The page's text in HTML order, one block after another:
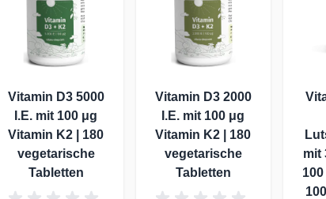
Vitamin D3 5000
I.E. mit 100 μg
Vitamin K2 | 180
vegetarische
Tabletten
Vitamin D3 2000
I.E. mit 100 μg
Vitamin K2 | 180
vegetarische
Tabletten
mit
100